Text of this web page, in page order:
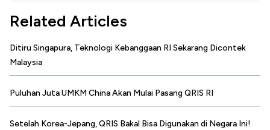
Related Articles
Ditiru Singapura, Teknologi Kebanggaan RI Sekarang Dicontek
Malaysia
Puluhan Juta UMKM China Akan Mulai Pasang QRIS RI
Setelah Korea-Jepang, QRIS Bakal Bisa Digunakan di Negara Ini!